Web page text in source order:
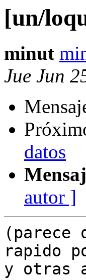
[un/
minut
Jue Jun
datos
autor ]
(parece
rapido
y otras